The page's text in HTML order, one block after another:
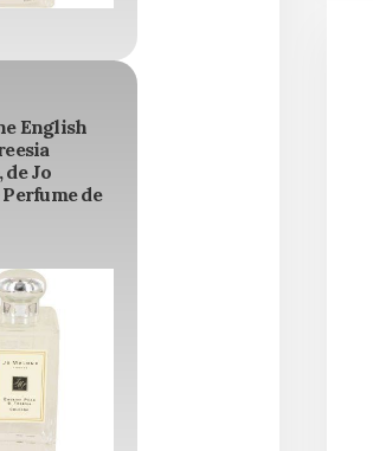
English
de Jo
Perfume de